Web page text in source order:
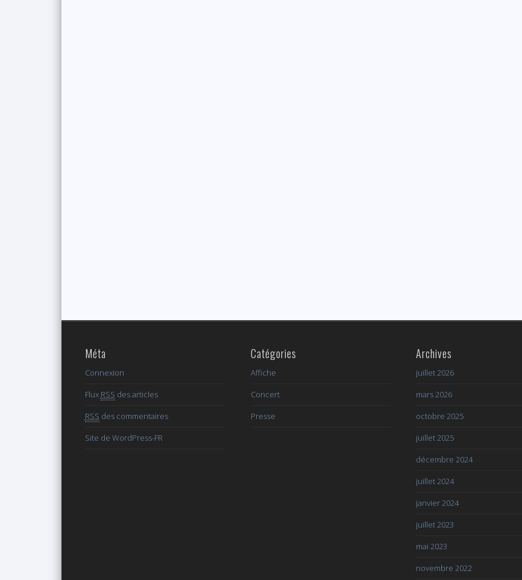
Méta
Connexion
Flux RSS des articles
RSS des commentaires
Site de WordPress-FR
Catégories
Affiche
Concert
Presse
Archives
juillet 2026
mars 2026
octobre 2025
juillet 2025
décembre 2024
juillet 2024
janvier 2024
juillet 2023
mai 2023
novembre 2022